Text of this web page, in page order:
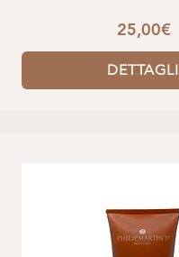
25,00€
DETTAGLI